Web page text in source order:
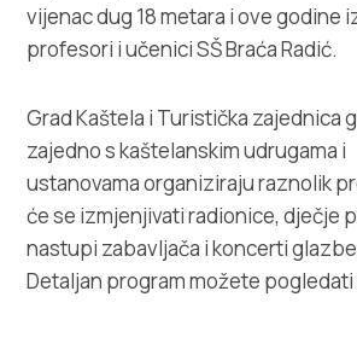
info@kastela-info.hr
Kutak za
Villa Nika, Kamberovo šetalište 30,
21216 Kaštel Stari, Hrvatska
vijenac dug 18 metara i ove godine
profesori i učenici SŠ Braća Radić.
Grad Kaštela i Turistička zajednica
zajedno s kaštelanskim udrugama i
ustanovama organiziraju raznolik
će se izmjenjivati radionice, dječje
nastupi zabavljača i koncerti
Detaljan program možete